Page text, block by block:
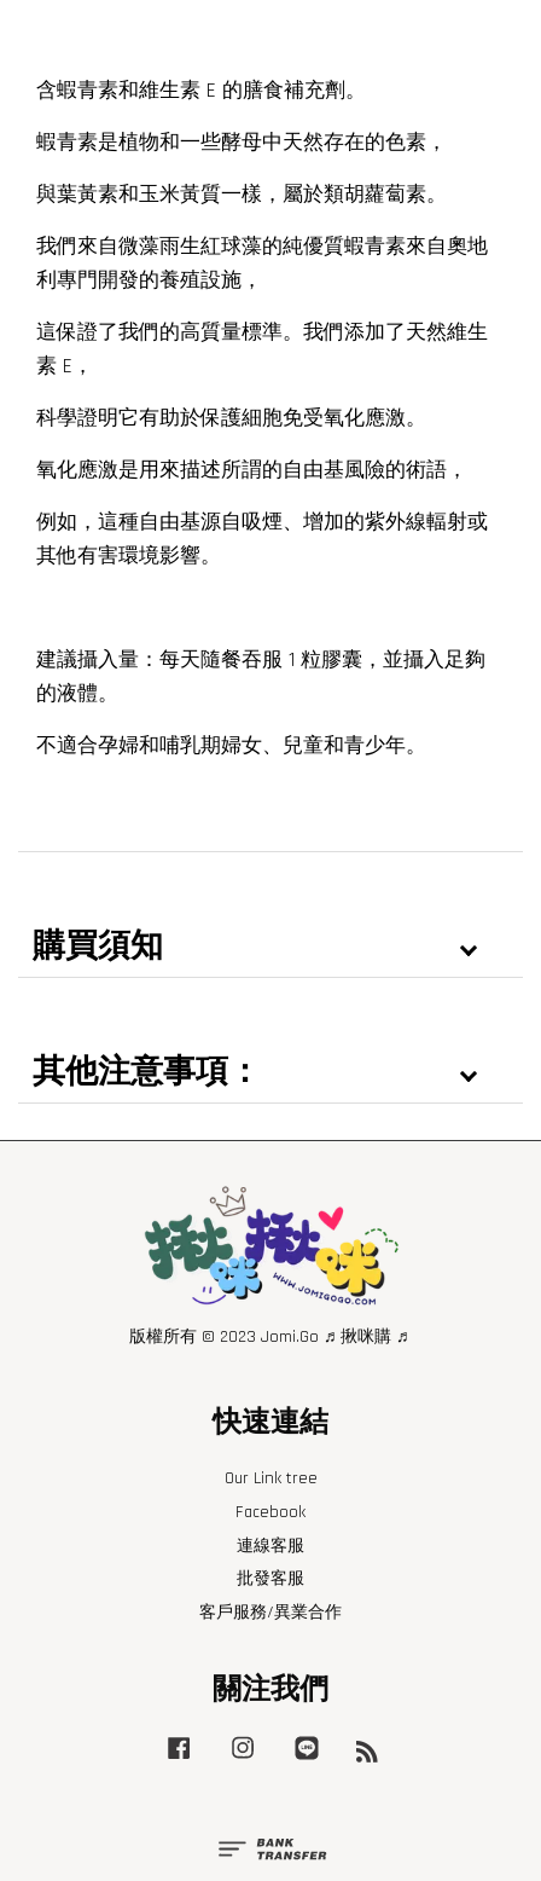
含蝦青素和維生素 E 的膳食補充劑。
蝦青素是植物和一些酵母中天然存在的色素，
與葉黃素和玉米黃質一樣，屬於類胡蘿蔔素。
我們來自微藻雨生紅球藻的純優質蝦青素來自奧地
利專門開發的養殖設施，
這保證了我們的高質量標準。我們添加了天然維生
素 E，
科學證明它有助於保護細胞免受氧化應激。
氧化應激是用來描述所謂的自由基風險的術語，
例如，這種自由基源自吸煙、增加的紫外線輻射或
其他有害環境影響。
建議攝入量：每天隨餐吞服 1 粒膠囊，並攝入足夠
的液體。
不適合孕婦和哺乳期婦女、兒童和青少年。
購買須知
其他注意事項：
版權所有 © 2023 Jomi.Go ♬揪咪購 ♬
快速連結
Our Link tree
Facebook
連線客服
批發客服
客戶服務/異業合作
關注我們
Facebook Instagram